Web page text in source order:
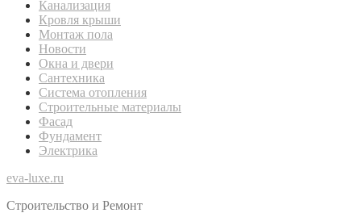
Канализация
Кровля крыши
Монтаж пола
Новости
Окна и двери
Сантехника
Система отопления
Строительные материалы
Фасад
Фундамент
Электрика
eva-luxe.ru
Строительство и Ремонт